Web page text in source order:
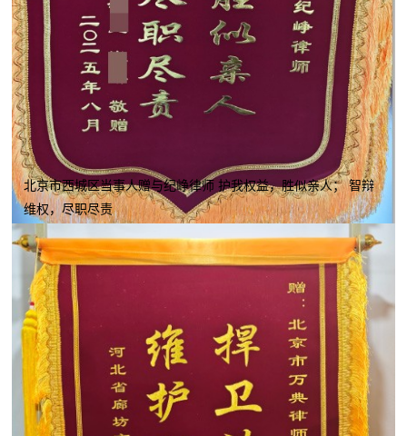
北京市西城区当事人赠与纪峥律师 护我权益，胜似亲人； 智辩
维权，尽职尽责